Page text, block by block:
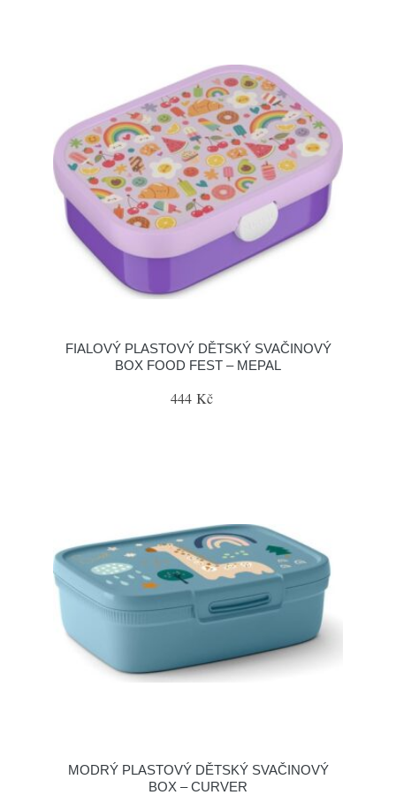
FIALOVÝ PLASTOVÝ DĚTSKÝ SVAČINOVÝ
BOX FOOD FEST – MEPAL
444 Kč
MODRÝ PLASTOVÝ DĚTSKÝ SVAČINOVÝ
BOX – CURVER